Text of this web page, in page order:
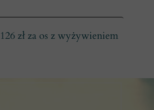
zł za os z wyżywieniem